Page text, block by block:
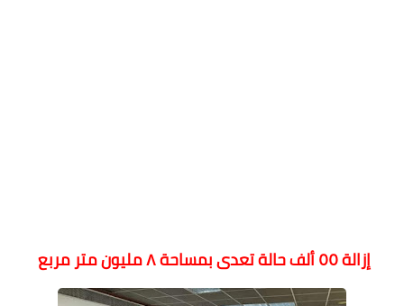
إزالة ٥٥ ألف حالة تعدى بمساحة ٨ مليون متر مربع